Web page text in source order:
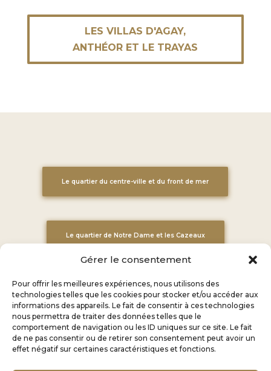
Gérer le consentement
Pour offrir les meilleures expériences, nous utilisons des
technologies telles que les cookies pour stocker et/ou accéder aux
informations des appareils. Le fait de consentir à ces technologies
nous permettra de traiter des données telles que le
comportement de navigation ou les ID uniques sur ce site. Le fait
de ne pas consentir ou de retirer son consentement peut avoir un
effet négatif sur certaines caractéristiques et fonctions.
LES VILLAS D'AGAY,
ANTHÉOR ET LE TRAYAS
Le quartier du centre-ville et du front de mer
Le quartier de Notre Dame et les Cazeaux
Le quartier de Boulouris et le Dramont
Le quartier de Valescure